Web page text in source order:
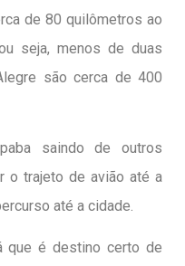
de 80 quilômetros ao
seja, menos de duas
são cerca de 400
saindo de outros
o trajeto de avião até a
até a cidade.
que é destino certo de